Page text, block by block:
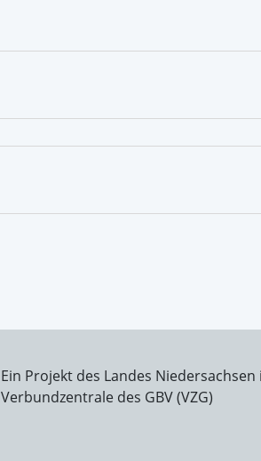
Ein Projekt des Landes
Verbundzentrale des GBV (VZG)